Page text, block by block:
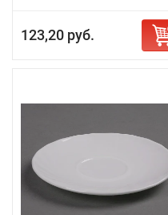
123,20 руб.